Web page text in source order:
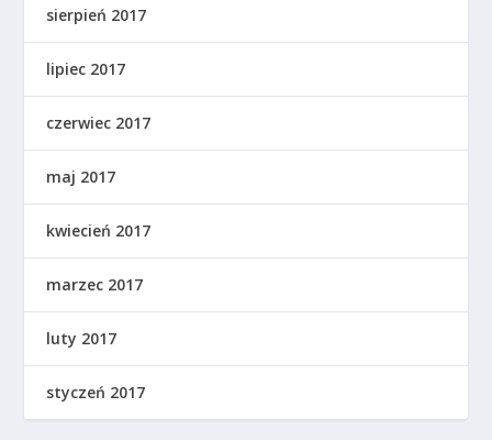
sierpień 2017
lipiec 2017
czerwiec 2017
maj 2017
kwiecień 2017
marzec 2017
luty 2017
styczeń 2017